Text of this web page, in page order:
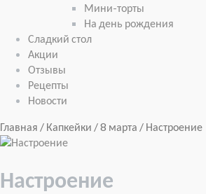
Мини-торты
На день рождения
Сладкий стол
Акции
Отзывы
Рецепты
Новости
Главная / Капкейки /8 марта / Настроение
Настроение